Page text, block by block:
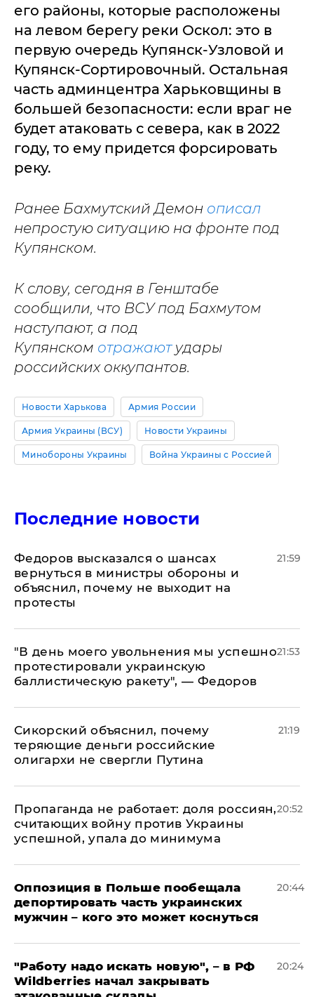
его районы, которые расположены
на левом берегу реки Оскол: это в
первую очередь Купянск-Узловой и
Купянск-Сортировочный. Остальная
часть админцентра Харьковщины в
большей безопасности: если враг не
будет атаковать с севера, как в 2022
году, то ему придется форсировать
реку.
Ранее Бахмутский Демон описал
непростую ситуацию на фронте под
Купянском.
К слову, сегодня в Генштабе
сообщили, что ВСУ под Бахмутом
наступают, а под
Купянском отражают удары
российских оккупантов.
Новости Харькова Армия России
Армия Украины (ВСУ) Новости Украины
Минобороны Украины Война Украины с Россией
Последние новости
Федоров высказался о шансах
вернуться в министры обороны и
объяснил, почему не выходит на
протесты
21:59
​"В день моего увольнения мы успешно
протестировали украинскую
баллистическую ракету", — Федоров
21:53
Сикорский объяснил, почему
теряющие деньги российские
олигархи не свергли Путина
21:19
​Пропаганда не работает: доля россиян,
считающих войну против Украины
успешной, упала до минимума
20:52
Оппозиция в Польше пообещала
депортировать часть украинских
мужчин – кого это может коснуться
20:44
"Работу надо искать новую", – в РФ
Wildberries начал закрывать
20:24